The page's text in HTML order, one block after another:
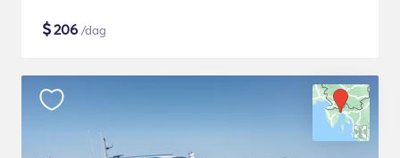
$206 /dag